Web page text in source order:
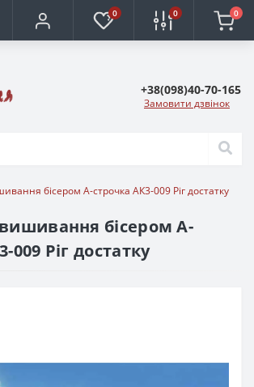
0 0 0
+38(098)40-70-165
Замовити дзвінок
бісером А-строчка АК3-009 Ріг достатку
бісером А-
009 Ріг достатку